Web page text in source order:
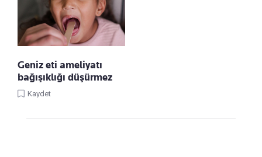
Geniz eti ameliyatı
bağışıklığı düşürmez
Kaydet